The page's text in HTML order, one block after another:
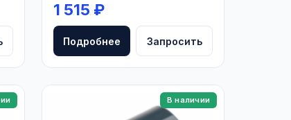
1 515 ₽
Подробнее Запросить
В наличии